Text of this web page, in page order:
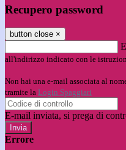
Recupero password
button close ×
all'indirizzo indicato con le
Non hai una e-mail associata al
tramite la Login Spaggiari
E-mail inviata, si prega di
Errore